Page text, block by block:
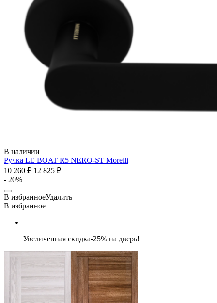
В наличии
Ручка LE BOAT R5 NERO-ST Morelli
10 260 ₽ 12 825 ₽
- 20%
В избранноеУдалить
В избранное
Увеличенная скидка-25% на дверь!